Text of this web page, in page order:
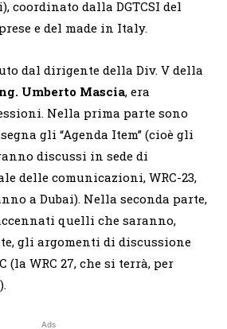
coordinato dalla DGTCSI del
e del made in Italy.
dal dirigente della Div. V della
Umberto Mascia, era
Nella prima parte sono
gli “Agenda Item” (cioè gli
discussi in sede di
delle comunicazioni, WRC-23,
a Dubai). Nella seconda parte,
quelli che saranno,
gli argomenti di discussione
(la WRC 27, che si terrà, per
Ads